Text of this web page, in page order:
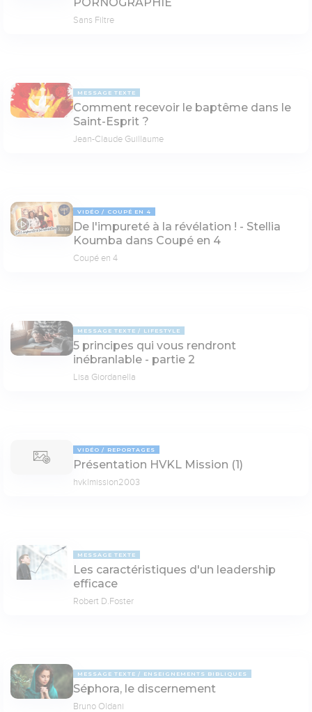
Sans Filtre
MESSAGE TEXTE
Comment recevoir le baptême dans le
Saint-Esprit ?
Jean-Claude Guillaume
33:19
VIDÉO COUPÉ EN 4
De l'impureté à la révélation ! - Stellia
Koumba dans Coupé en 4
Coupé en 4
MESSAGE TEXTE LIFESTYLE
5 principes qui vous rendront
inébranlable - partie 2
Lisa Giordanella
VIDÉO REPORTAGES
Présentation HVKL Mission (1)
hvklmission2003
MESSAGE TEXTE
Les caractéristiques d'un leadership
efficace
Robert D.Foster
MESSAGE TEXTE ENSEIGNEMENTS BIBLIQUES
Séphora, le discernement
Bruno Oldani